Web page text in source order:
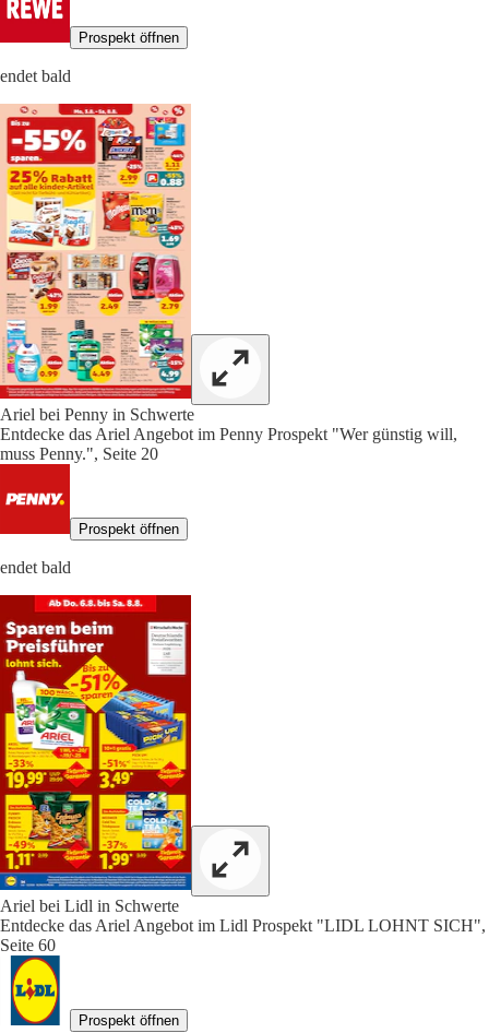
Prospekt öffnen
endet bald
Ariel bei Penny in Schwerte
Entdecke das Ariel Angebot im Penny Prospekt "Wer günstig will,
muss Penny.", Seite 20
Prospekt öffnen
endet bald
Ariel bei Lidl in Schwerte
Entdecke das Ariel Angebot im Lidl Prospekt "LIDL LOHNT SICH",
Seite 60
Prospekt öffnen